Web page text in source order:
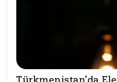
Türkmenistan'da